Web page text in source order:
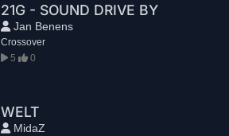
21G - SOUND DRIVE BY
Jan Benens
Crossover
5
0
WELT
MidaZ